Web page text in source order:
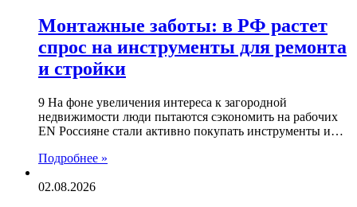
Монтажные заботы: в РФ растет
спрос на инструменты для ремонта
и стройки
9 На фоне увеличения интереса к загородной
недвижимости люди пытаются сэкономить на рабочих
EN Россияне стали активно покупать инструменты и…
Подробнее »
02.08.2026